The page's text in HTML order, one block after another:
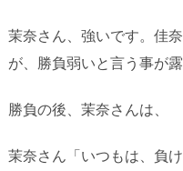
茉奈さん、強いです。佳
が、勝負弱いと言う事が露
勝負の後、茉奈さんは、
茉奈さん「いつもは、負